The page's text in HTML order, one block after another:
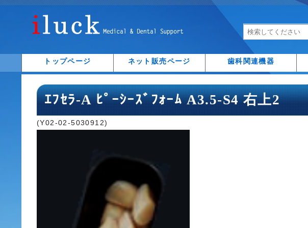
トップページ ネット販売ページ 歯科関連機器
ｴﾌｾﾗ-A ﾋﾟｰｼｰｽﾞﾌｫｰﾑ A3.5-S4 右上2
(Y02-02-5030912)